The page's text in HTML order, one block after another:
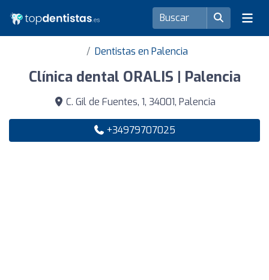
Dentistas en Palencia
Clínica dental ORALIS | Palencia
C. Gil de Fuentes, 1, 34001, Palencia
+34979707025